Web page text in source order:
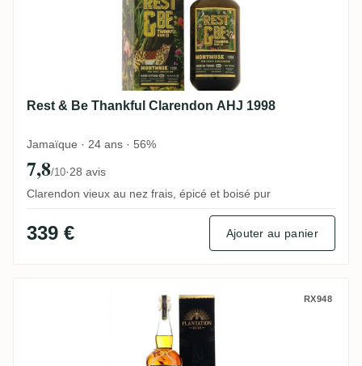
Rest & Be Thankful Clarendon AHJ 1998
Jamaïque · 24 ans · 56%
7,8/10·28 avis
Clarendon vieux au nez frais, épicé et boisé pur
339 € Ajouter au panier
DDL Plantation Guyana 2008 (Red RX948